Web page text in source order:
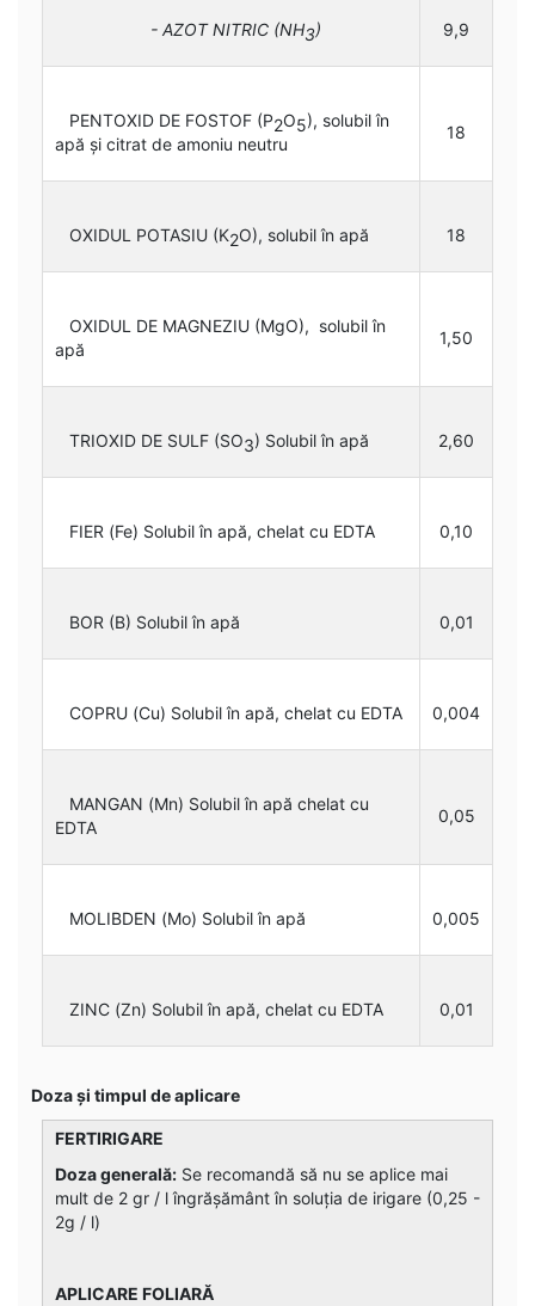
- AZOT NITRIC (NH3) 9,9
PENTOXID DE FOSTOF (P2O5), solubil în
apă și citrat de amoniu neutru
18
OXIDUL POTASIU (K2O), solubil în apă 18
OXIDUL DE MAGNEZIU (MgO), solubil în
apă
1,50
TRIOXID DE SULF (SO3) Solubil în apă 2,60
FIER (Fe) Solubil în apă, chelat cu EDTA 0,10
BOR (B) Solubil în apă 0,01
COPRU (Cu) Solubil în apă, chelat cu EDTA 0,004
MANGAN (Mn) Solubil în apă chelat cu
EDTA
0,05
MOLIBDEN (Mo) Solubil în apă 0,005
ZINC (Zn) Solubil în apă, chelat cu EDTA 0,01
Doza și timpul de aplicare
FERTIRIGARE
Doza generală: Se recomandă să nu se aplice mai
mult de 2 gr / l îngrășământ în soluția de irigare (0,25 -
2g / l)
APLICARE FOLIARĂ